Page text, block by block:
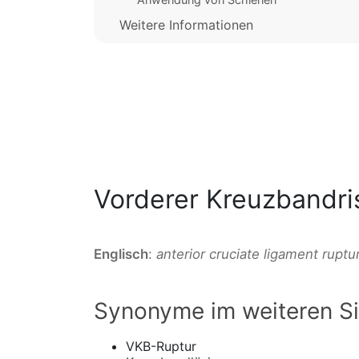
Weitere Informationen
Vorderer
Englisch: anterior cruciate ligament
Synonyme im weiteren
VKB-Ruptur